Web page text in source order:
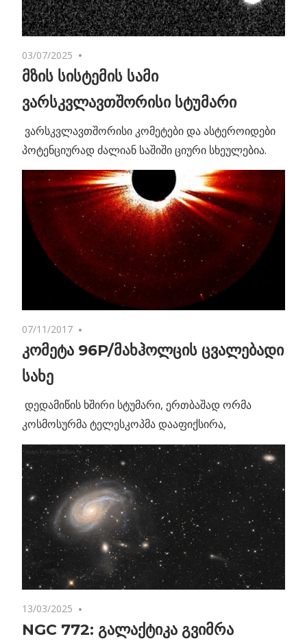
03/07/2025
მზის სისტემის სამი
ვარსკვლავთშორისი სტუმარი
ვარსკვლავთშორისი კომეტები და ასტეროიდები
პოტენციურად ძალიან საშიში ციური სხეულებია.
07/11/2017
კომეტა 96P/მახჰოლცის ცვალებადი
სახე
დედამიწის ხშირი სტუმარი, ერთბაშად ორმა
კოსმოსურმა ტელესკოპმა დააფიქსირა,
13/03/2025
NGC 772: გალაქტიკა გვიმრა